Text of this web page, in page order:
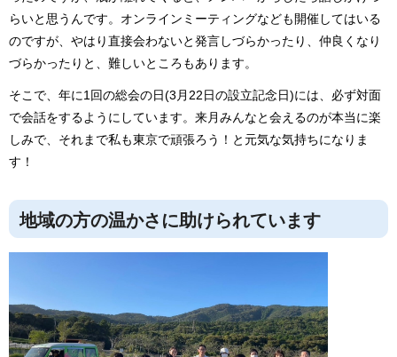
らいと思うんです。オンラインミーティングなども開催してはいる
のですが、やはり直接会わないと発言しづらかったり、仲良くなり
づらかったりと、難しいところもあります。
そこで、年に1回の総会の日(3月22日の設立記念日)には、必ず対面
で会話をするようにしています。来月みんなと会えるのが本当に楽
しみで、それまで私も東京で頑張ろう！と元気な気持ちになりま
す！
地域の方の温かさに助けられています